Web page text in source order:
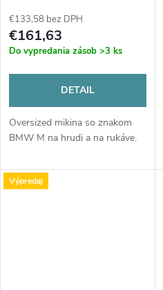
€133,58 bez DPH
€161,63
Do vypredania zásob >3 ks
DETAIL
Oversized mikina so znakom
BMW M na hrudi a na rukáve.
Výpredaj